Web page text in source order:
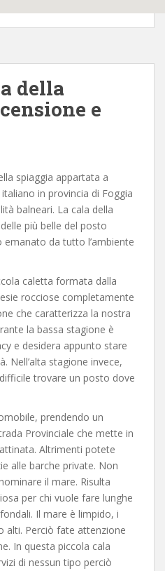
della
e
spiaggia appartata a
in provincia di Foggia
balneari. La cala della
più belle del posto
emanato da tutto l’ambiente
caletta formata dalla
rocciose completamente
che caratterizza la nostra
la bassa stagione è
e desidera appunto stare
Nell’alta stagione invece,
trovare un posto dove
prendendo un
Provinciale che mette in
Altrimenti potete
alle barche private. Non
il mare. Risulta
per chi vuole fare lunghe
Il mare è limpido, i
alti. Perciò fate attenzione
In questa piccola cala
di nessun tipo perciò